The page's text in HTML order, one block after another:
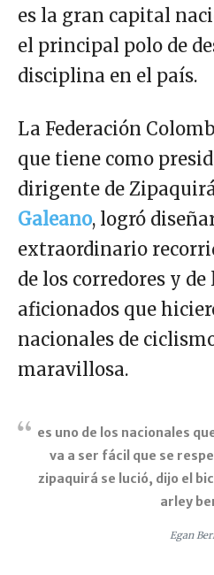
es la gran capital
el principal polo de
disciplina en el país.
La Federación
que tiene como
dirigente de
Galeano, logró
extraordinario
de los corredores y
aficionados que
nacionales de
maravillosa.
es uno de los nacionales
va a ser fácil que se
zipaquirá se lució, dijo el
arley
Egan